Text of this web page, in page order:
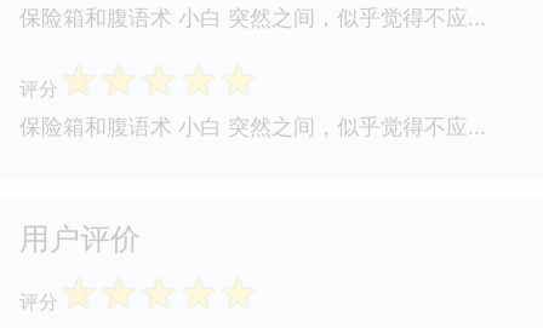
保险箱和腹语术 小白 突然之间，似乎觉得不应...
评分 ☆☆☆☆☆
保险箱和腹语术 小白 突然之间，似乎觉得不应...
用户评价
评分 ☆☆☆☆☆